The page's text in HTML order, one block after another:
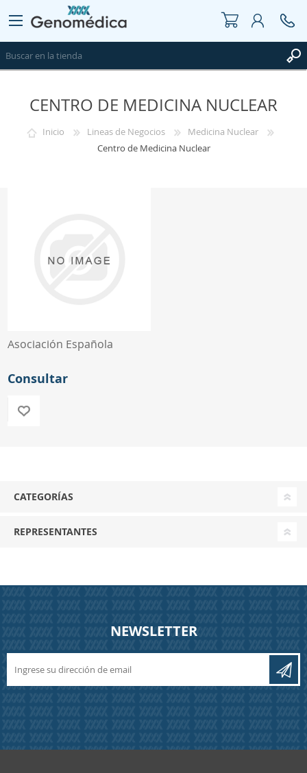
REGISTRO
WISHLIST
CENTRO DE MEDICINA NUCLEAR
Inicio Lineas de Negocios
Medicina Nuclear
Centro de Medicina Nuclear
Asociación Española
Consultar
CATEGORÍAS
REPRESENTANTES
NEWSLETTER